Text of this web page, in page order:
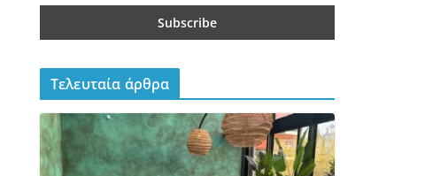
Τελευταία άρθρα